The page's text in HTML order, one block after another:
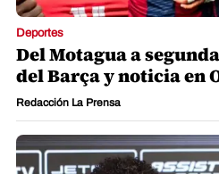
Deportes
Del Motagua a
del Barça y noticia en
Redacción La Prensa